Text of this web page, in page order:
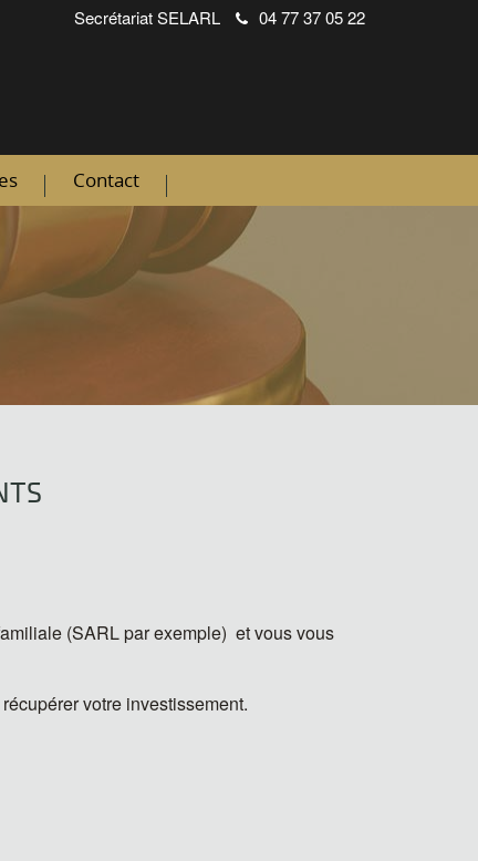
SecrétariatSELARL 04 77 37 05 22
Contact
(SARL par exemple) et vous vous
votre investissement.